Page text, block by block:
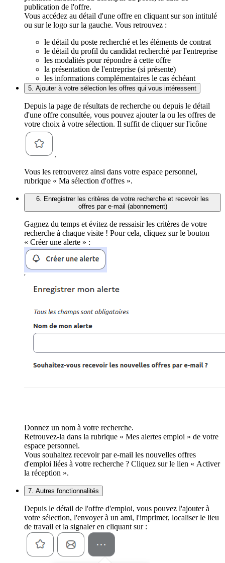
publication de l'offre.
Vous accédez au détail d'une offre en cliquant sur son intitulé
ou sur le logo sur la gauche. Vous retrouvez :
le détail du poste recherché et les éléments de contrat
le détail du profil du candidat recherché par l'entreprise
les modalités pour répondre à cette offre
la présentation de l'entreprise (si présente)
les informations complémentaires le cas échéant
5. Ajouter à votre sélection les offres qui vous intéressent
Depuis la page de résultats de recherche ou depuis le détail
d'une offre consultée, vous pouvez ajouter la ou les offres de
votre choix à votre sélection. Il suffit de cliquer sur l'icône
.
Vous les retrouverez ainsi dans votre espace personnel,
rubrique « Ma sélection d'offres ».
6. Enregistrer les critères de votre recherche et recevoir les
offres par e-mail (abonnement)
Gagnez du temps et évitez de ressaisir les critères de votre
recherche à chaque visite ! Pour cela, cliquez sur le bouton
« Créer une alerte » :
Donnez un nom à votre recherche.
Retrouvez-la dans la rubrique « Mes alertes emploi » de votre
espace personnel.
Vous souhaitez recevoir par e-mail les nouvelles offres
d'emploi liées à votre recherche ? Cliquez sur le lien « Activer
la réception ».
7. Autres fonctionnalités
Depuis le détail de l'offre d'emploi, vous pouvez l'ajouter à
votre sélection, l'envoyer à un ami, l'imprimer, localiser le lieu
de travail et la signaler en cliquant sur :